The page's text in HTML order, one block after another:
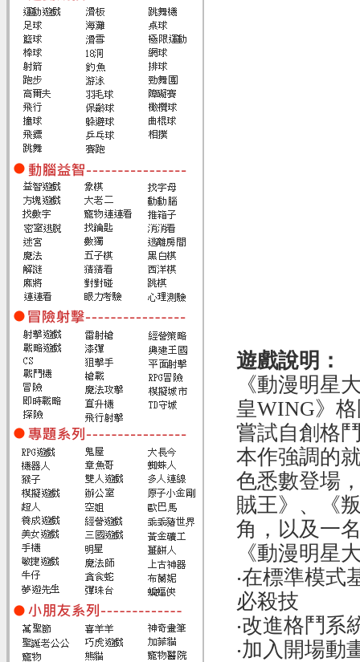
遊戲說明：
《動漫明星
皇WING》
嘗試自創格
本作強調的
色悉數登場
賊王》、《
角，以及一
《動漫明星
‧在標準模式
必殺技
‧改進格鬥系
‧加入開場動